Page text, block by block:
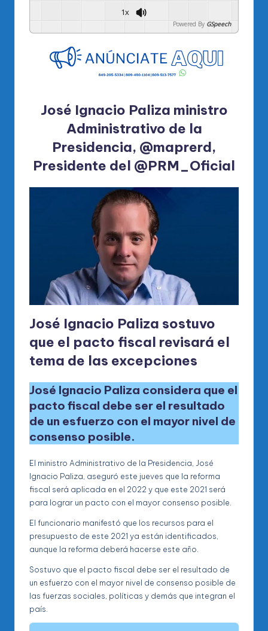
1x
Powered By GSpeech
José Ignacio Paliza ministro
Administrativo de la
Presidencia, @maprerd,
Presidente del @PRM_Oficial
José Ignacio Paliza sostuvo
que el pacto fiscal revisará el
tema de las excepciones
José Ignacio Paliza considera que el
pacto fiscal debe ser el resultado
de un esfuerzo con el mayor nivel de
consenso posible.
El ministro Administrativo de la Presidencia, José
Ignacio Paliza, aseguró este jueves que la reforma
fiscal será aplicada en el 2022 y que este 2021 será
para lograr un pacto con el mayor consenso posible.
El funcionario manifestó que los recursos para el
presupuesto de este 2021 ya están identificados,
aunque la reforma deberá hacerse este año.
Sostuvo que el pacto fiscal debe ser el resultado de
un esfuerzo con el mayor nivel de consenso posible de
las fuerzas sociales, políticas y demás que integran el
país.